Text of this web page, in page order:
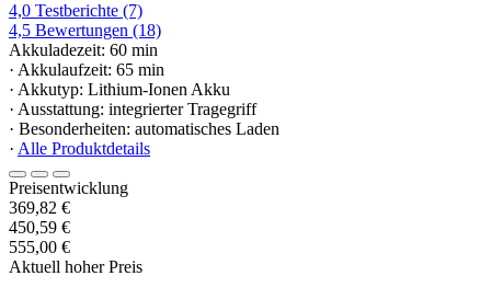
4,0 Testberichte (7)
4,5 Bewertungen (18)
Akkuladezeit: 60 min
· Akkulaufzeit: 65 min
· Akkutyp: Lithium-Ionen Akku
· Ausstattung: integrierter Tragegriff
· Besonderheiten: automatisches Laden
· Alle Produktdetails
Preisentwicklung
369,82 €
450,59 €
555,00 €
Aktuell hoher Preis